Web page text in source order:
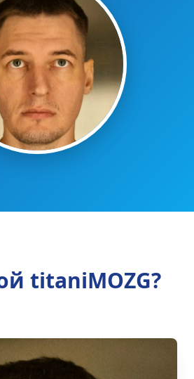
titaniMOZG?